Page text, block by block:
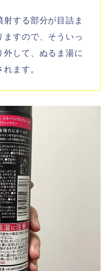
する部分が目詰ま
ますので、そういっ
外して、ぬるま湯に
ます。